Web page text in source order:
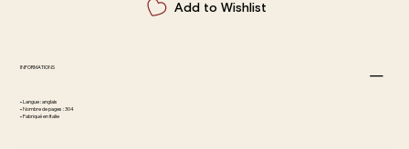
Add to Wishlist
INFORMATIONS
• Langue : anglais
• Nombre de pages : 304
• Fabriqué en Italie